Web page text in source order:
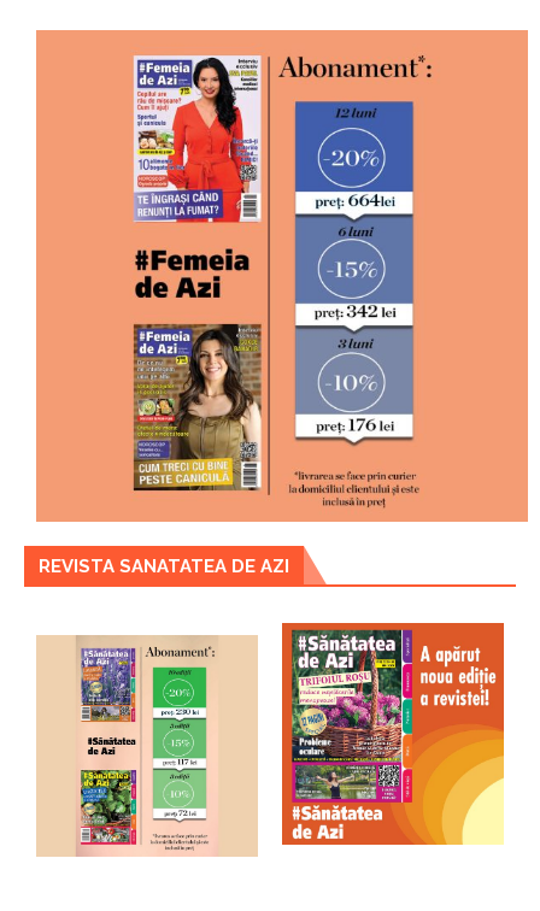
REVISTA SANATATEA DE AZI